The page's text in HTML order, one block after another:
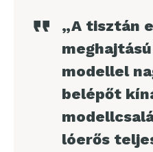
„A tisztán
modellel
belépőt
lóerős